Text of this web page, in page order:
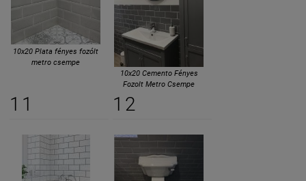
10x20 Plata fényes fozólt
metro csempe
10x20 Cemento Fényes
Fozolt Metro Csempe
11 12